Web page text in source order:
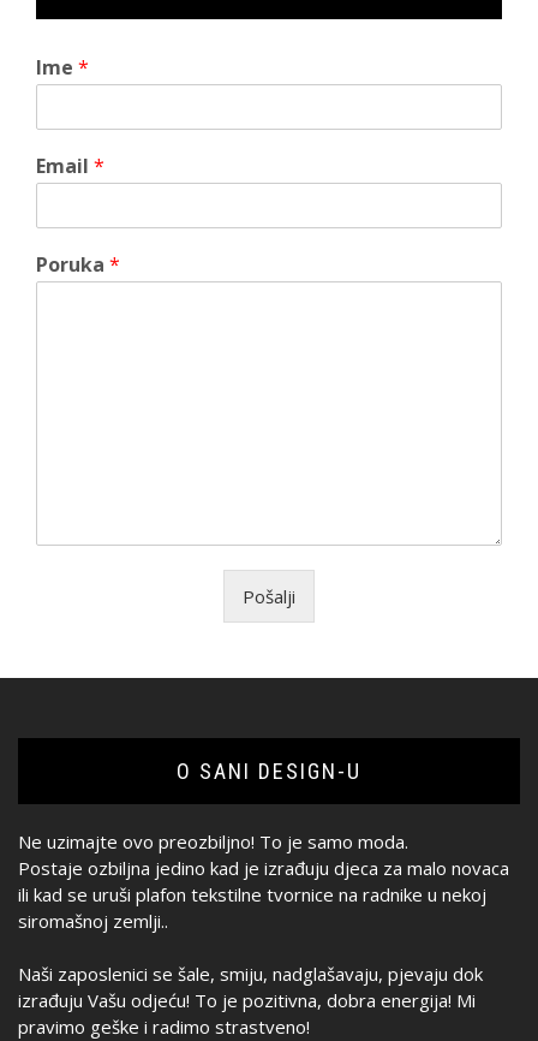
Ime *
Email *
Poruka *
Pošalji
O SANI DESIGN-U
Ne uzimajte ovo preozbiljno! To je samo moda.
Postaje ozbiljna jedino kad je izrađuju djeca za malo novaca
ili kad se uruši plafon tekstilne tvornice na radnike u nekoj
siromašnoj zemlji..
Naši zaposlenici se šale, smiju, nadglašavaju, pjevaju dok
izrađuju Vašu odjeću! To je pozitivna, dobra energija! Mi
pravimo geške i radimo strastveno!